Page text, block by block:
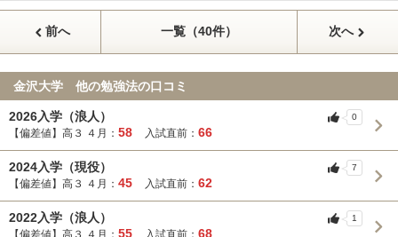
前へ 一覧（40件） 次へ
金沢大学 他の勉強法の口コミ
2026入学（浪人）
【偏差値】高３ ４月： 58 入試直前： 66
0
2024入学（現役）
【偏差値】高３ ４月： 45 入試直前： 62
7
2022入学（浪人）
【偏差値】高３ ４月： 55 入試直前： 68
1